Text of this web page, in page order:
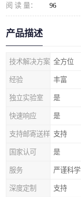
阅 读 量： 96
产品描述
技术解决方案 全方位
经验 丰富
独立实验室 是
快速响应 是
支持邮寄送样 支持
国家认可 是
服务 严谨科学
深度定制 支持